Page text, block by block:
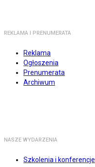
REKLAMA I PRENUMERATA
Reklama
Ogłoszenia
Prenumerata
Archiwum
NASZE WYDARZENIA
Szkolenia i konferencje